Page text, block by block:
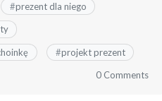
#prezent dla niego
#projekt prezent
0 Comments